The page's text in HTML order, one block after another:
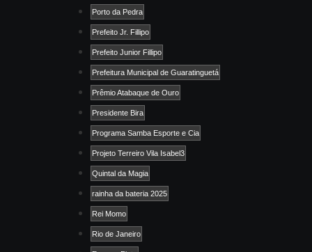
Porto da Pedra
Prefeito Jr. Fillipo
Prefeito Junior Fillipo
Prefeitura Municipal de Guaratinguetá
Prêmio Atabaque de Ouro
Presidente Bira
Programa Samba Esporte e Cia
Projeto Terreiro Vila Isabel3
Quintal da Magia
rainha da bateria 2025
Rei Momo
Rio de Janeiro